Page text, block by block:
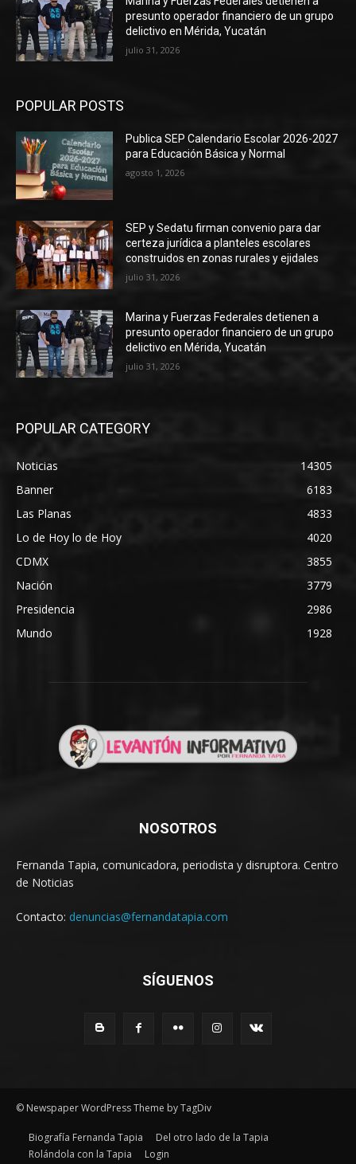
presunto operador financiero de un grupo
delictivo en Mérida, Yucatán
julio 31, 2026
POPULAR POSTS
Publica SEP Calendario Escolar 2026-2027
para Educación Básica y Normal
agosto 1, 2026
SEP y Sedatu firman convenio para dar
certeza jurídica a planteles escolares
construidos en zonas rurales y ejidales
julio 31, 2026
Marina y Fuerzas Federales detienen a
presunto operador financiero de un grupo
delictivo en Mérida, Yucatán
julio 31, 2026
POPULAR CATEGORY
Noticias
14305
Banner
6183
Las Planas
4833
Lo de Hoy lo de Hoy
4020
CDMX
3855
Nación
3779
Presidencia
2986
Mundo
1928
NOSOTROS
Fernanda Tapia, comunicadora, periodista y disruptora. Centro
de Noticias
Contacto: denuncias@fernandatapia.com
SÍGUENOS
© Newspaper WordPress Theme by TagDiv
Biografía Fernanda Tapia
Del otro lado de la Tapia
Rolándola con la Tapia
Login